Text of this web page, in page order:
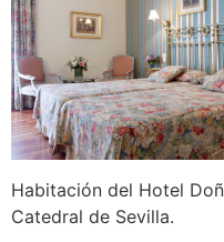
Habitación del Hotel
Catedral de Sevilla.